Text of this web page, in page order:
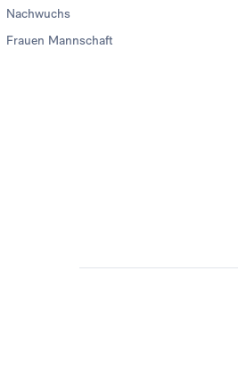
Nachwuchs
Frauen Mannschaft